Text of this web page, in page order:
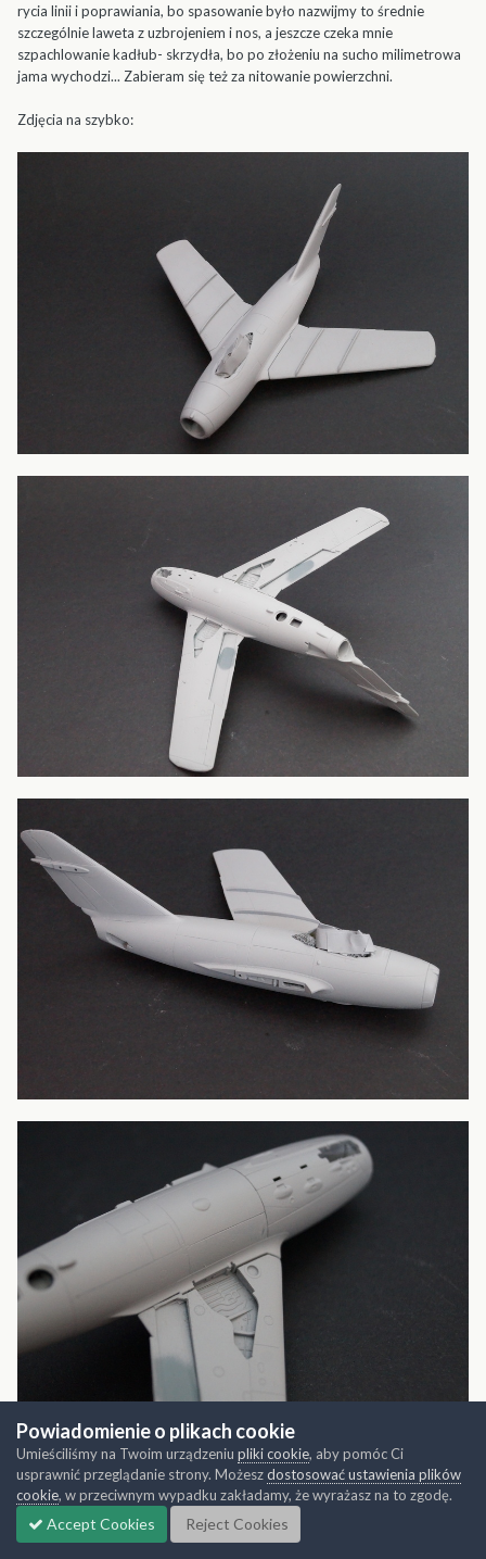
rycia linii i poprawiania, bo spasowanie było nazwijmy to średnie
szczególnie laweta z uzbrojeniem i nos, a jeszcze czeka mnie
szpachlowanie kadłub- skrzydła, bo po złożeniu na sucho milimetrowa
jama wychodzi... Zabieram się też za nitowanie powierzchni.
Zdjęcia na szybko:
Powiadomienie o plikach cookie
Umieściliśmy na Twoim urządzeniu pliki cookie, aby pomóc Ci
usprawnić przeglądanie strony. Możeszdostosować ustawienia plików
cookie, w przeciwnym wypadku zakładamy, że wyrażasz na to zgodę.
Accept Cookies Reject Cookies